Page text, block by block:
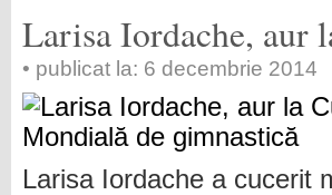
Larisa Iordache, aur
• publicat la: 6 decembrie 2014
Larisa Iordache a cucerit